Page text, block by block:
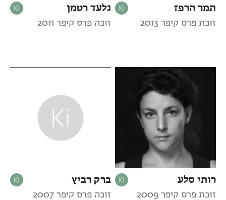
תמר הרפז
זוכת פרס קיפר 2013
גלעד רטמן
זוכה פרס קיפר 2011
רותי סלע
זוכת פרס קיפר 2009
ברק רביץ
זוכה פרס קיפר 2007